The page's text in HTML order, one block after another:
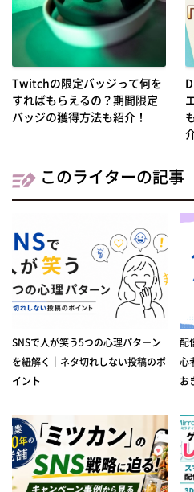
Twitchの限定バッジって何を
すればもらえるの？期間限定
バッジの獲得方法も紹介！
このライターの記事
SNSで人が笑う5つの心理パターン
を紐解く｜ネタ切れしない投稿のポ
イント
配
心
お